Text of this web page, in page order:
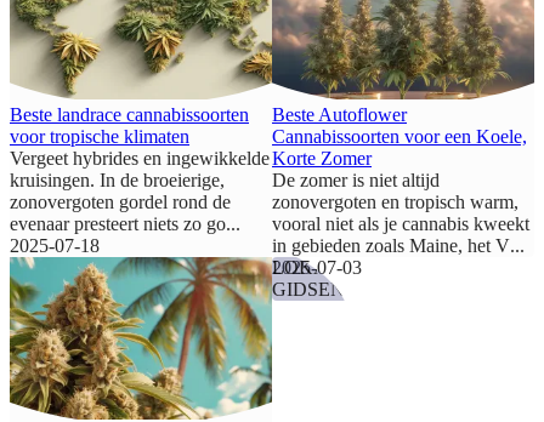
Beste landrace cannabissoorten
voor tropische klimaten
Vergeet hybrides en ingewikkelde
kruisingen. In de broeierige,
zonovergoten gordel rond de
evenaar presteert niets zo go...
2025-07-18
Beste Autoflower
Cannabissoorten voor een Koele,
Korte Zomer
De zomer is niet altijd
zonovergoten en tropisch warm,
vooral niet als je cannabis kweekt
in gebieden zoals Maine, het V...
2025-07-03
LOKALE
GIDSEN